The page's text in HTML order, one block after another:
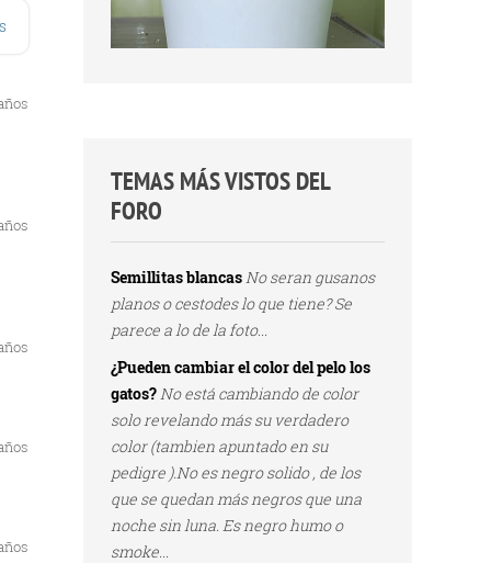
TEMAS MÁS VISTOS DEL
FORO
Semillitas blancasNo seran gusanos
planos o cestodes lo que tiene? Se
parece a lo de la foto...
¿Pueden cambiar el color del pelo los
gatos?No está cambiando de color
solo revelando más su verdadero
color (tambien apuntado en su
pedigre ).No es negro solido , de los
que se quedan más negros que una
noche sin luna. Es negro humo o
smoke...